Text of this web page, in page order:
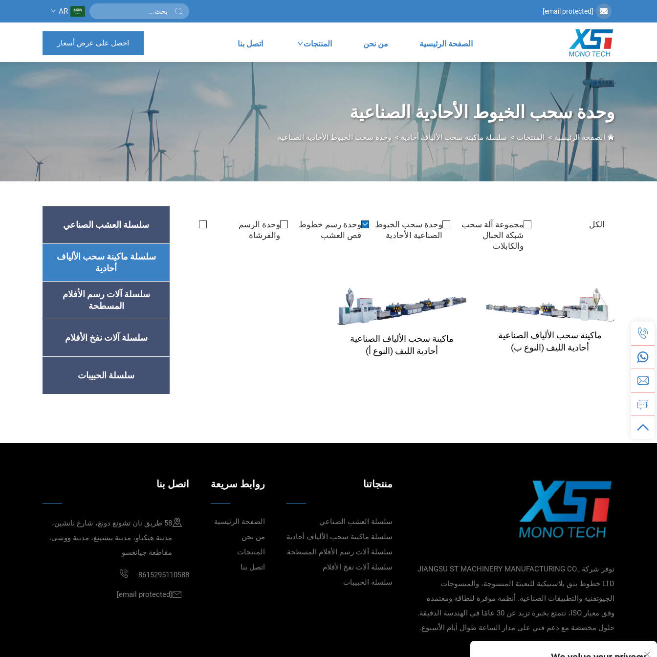
[email protected]
AR
الصفحة الرئيسية من نحن المنتجات اتصل بنا احصل على عرض أسعار
وحدة سحب الخيوط الأحادية الصناعية
الصفحة الرئيسية > المنتجات > سلسلة ماكينة سحب الألياف أحادية >وحدة سحب الخيوط الأحادية الصناعية
سلسلة العشب الصناعي
سلسلة ماكينة سحب الألياف
أحادية
سلسلة آلات رسم الأفلام
المسطحة
سلسلة آلات نفخ الأفلام
سلسلة الحبيبات
الكل
مجموعة آلة سحب
شبكة الحبال
والكابلات
وحدة سحب الخيوط
الصناعية الأحادية
وحدة رسم خطوط
قص العشب
وحدة الرسم
والفرشاة
ماكينة سحب الألياف الصناعية
أحادية الليف (النوع ب)
ماكينة سحب الألياف الصناعية
أحادية الليف (النوع أ)
توفر شركة JIANGSU ST MACHINERY MANUFACTURING CO.,
LTD خطوط بثق بلاستيكية للتعبئة المنسوجة، والمنسوجات
الجيوتقنية والتطبيقات الصناعية. أنظمة موفرة للطاقة ومعتمدة
وفق معيار ISO، تتمتع بخبرة تزيد عن 30 عامًا في الهندسة الدقيقة.
حلول مخصصة مع دعم فني على مدار الساعة طوال أيام الأسبوع.
منتجاتنا
سلسلة العشب الصناعي
سلسلة ماكينة سحب الألياف أحادية
سلسلة آلات رسم الأفلام المسطحة
سلسلة آلات نفخ الأفلام
سلسلة الحبيبات
روابط سريعة
الصفحة الرئيسية
من نحن
المنتجات
اتصل بنا
اتصل بنا
58 طريق نان تشونغ دونغ، شارع نانشين،
مدينة هيكياو، مدينة ييشينغ، مدينة ووشى،
مقاطعة جيانغسو
8615295110588
[email protected]